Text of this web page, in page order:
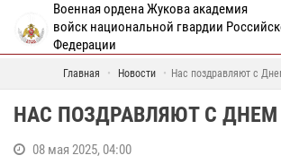
Военная ордена Жукова академия
войск национальной гвардии
Федерации
Главная Новости Нас поздравляют с
НАС ПОЗДРАВЛЯЮТ С
08 мая 2025, 04:00